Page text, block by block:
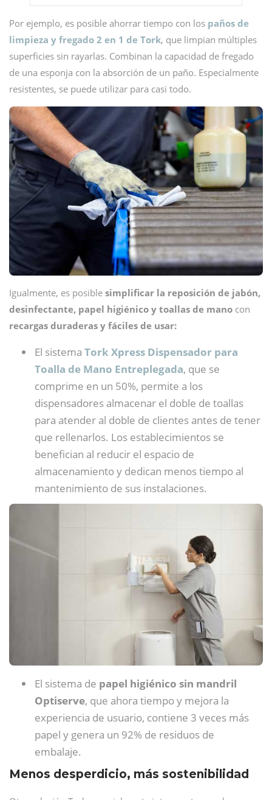
Por ejemplo, es posible ahorrar tiempo con los paños de
limpieza y fregado 2 en 1 de Tork, que limpian múltiples
superficies sin rayarlas. Combinan la capacidad de fregado
de una esponja con la absorción de un paño. Especialmente
resistentes, se puede utilizar para casi todo.
Igualmente, es posible simplificar la reposición de jabón,
desinfectante, papel higiénico y toallas de mano con
recargas duraderas y fáciles de usar:
El sistema Tork Xpress Dispensador para
Toalla de Mano Entreplegada, que se
comprime en un 50%, permite a los
dispensadores almacenar el doble de toallas
para atender al doble de clientes antes de tener
que rellenarlos. Los establecimientos se
benefician al reducir el espacio de
almacenamiento y dedican menos tiempo al
mantenimiento de sus instalaciones.
El sistema de papel higiénico sin mandril
Optiserve, que ahora tiempo y mejora la
experiencia de usuario, contiene 3 veces más
papel y genera un 92% de residuos de
embalaje.
Menos desperdicio, más sostenibilidad